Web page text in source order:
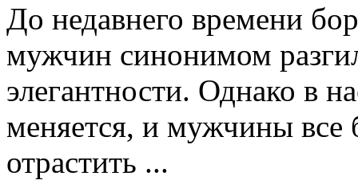
До недавнего времени
мужчин синонимом
элегантности. Однако в
меняется, и мужчины все
отрастить ...